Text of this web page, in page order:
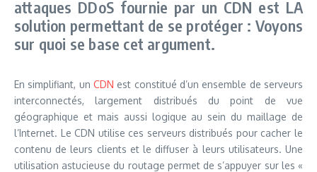
attaques DDoS fournie par un CDN est LA
solution permettant de se protéger : Voyons
sur quoi se base cet argument.
En simplifiant, un CDN est constitué d’un ensemble de serveurs
interconnectés, largement distribués du point de vue
géographique et mais aussi logique au sein du maillage de
l’Internet. Le CDN utilise ces serveurs distribués pour cacher le
contenu de leurs clients et le diffuser à leurs utilisateurs. Une
utilisation astucieuse du routage permet de s’appuyer sur les «